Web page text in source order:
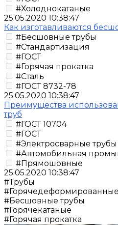
#Холоднокатаные
25.05.2020 10:38:47
Как изготавливаются
#Бесшовные трубы
#Стандартизация
#ГОСТ
#Горячая прокатка
#Сталь
#ГОСТ 8732-78
25.05.2020 10:38:47
Преимущества
труб
#ГОСТ 10704
#ГОСТ
#Электросварные трубы
#Автомобильная
#Прямошовные
25.05.2020 10:38:47
#Трубы
#Горячедеформированные
#Бесшовные трубы
#Горячекатаные
#Горячая прокатка